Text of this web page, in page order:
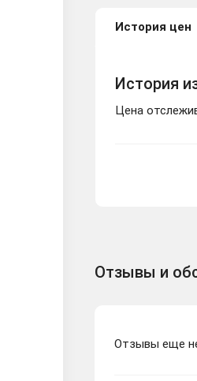
История цен
История
Цена
Отзывы и
Отзывы еще